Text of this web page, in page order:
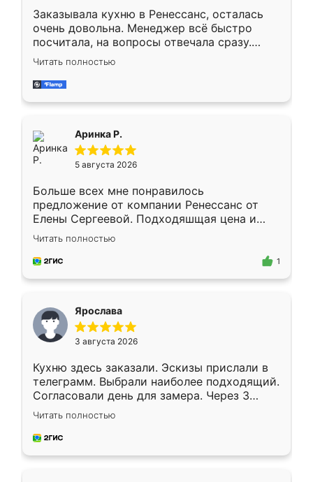
Заказывала кухню в Ренессанс, осталась
очень довольна. Менеджер всё быстро
посчитала, на вопросы отвечала сразу.
Замерщик приехал в субботу, подошёл к
делу со всей ответственностью. Собрали
за день, ребята работали аккуратно, даже
Читать полностью
Аринка Р.
5 августа 2026
Больше всех мне понравилось
предложение от компании Ренессанс от
Елены Сергеевой. Подходяшщая цена и
короткие сроки изготовления. Приехавший
для замера сотрудник Владислав
предложил по моему эскизу самый
Читать полностью
1
Ярослава
3 августа 2026
Кухню здесь заказали. Эскизы прислали в
телеграмм. Выбрали наиболее подходящий.
Согласовали день для замера. Через 3
недели кухня была уже готова. Остались
довольны работой. Спасибо Ренессанс
мебель за качественную работу!
Читать полностью